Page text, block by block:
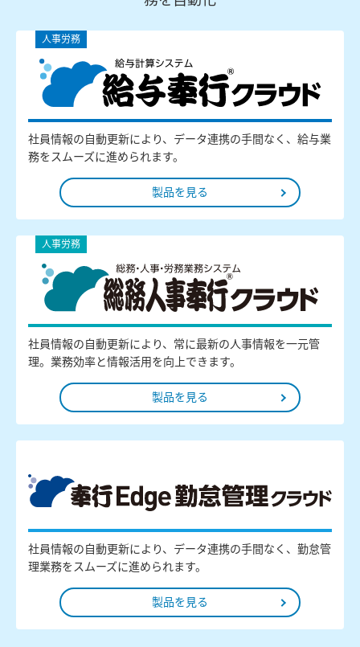
人事労務
社員情報の自動更新により、データ連携の手間なく、給与業
務をスムーズに進められます。
製品を見る
人事労務
社員情報の自動更新により、常に最新の人事情報を一元管
理。業務効率と情報活用を向上できます。
製品を見る
社員情報の自動更新により、データ連携の手間なく、勤怠管
理業務をスムーズに進められます。
製品を見る